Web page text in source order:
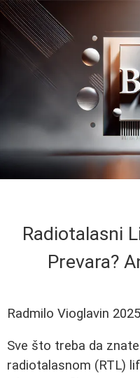
Radiotalasni
Prevara?
Radmilo Vioglavin
Sve što treba da
radiotalasnom (RTL)